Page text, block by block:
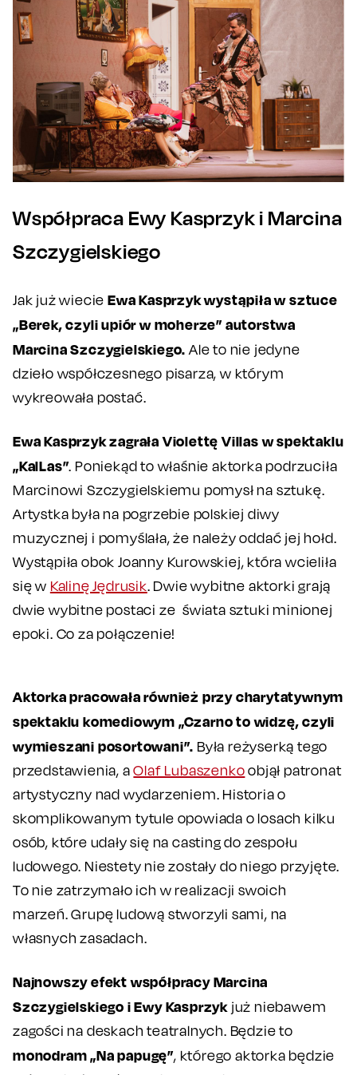
Współpraca Ewy Kasprzyk i Marcina
Szczygielskiego
Jak już wiecie Ewa Kasprzyk wystąpiła w sztuce
„Berek, czyli upiór w moherze” autorstwa
Marcina Szczygielskiego. Ale to nie jedyne
dzieło współczesnego pisarza, w którym
wykreowała postać.
Ewa Kasprzyk zagrała Violettę Villas w spektaklu
„KalLas”. Poniekąd to właśnie aktorka podrzuciła
Marcinowi Szczygielskiemu pomysł na sztukę.
Artystka była na pogrzebie polskiej diwy
muzycznej i pomyślała, że należy oddać jej hołd.
Wystąpiła obok Joanny Kurowskiej, która wcieliła
się w Kalinę Jędrusik. Dwie wybitne aktorki grają
dwie wybitne postaci ze świata sztuki minionej
epoki. Co za połączenie!
Aktorka pracowała również przy charytatywnym
spektaklu komediowym „Czarno to widzę, czyli
wymieszani posortowani”. Była reżyserką tego
przedstawienia, aOlaf Lubaszenkoobjął patronat
artystyczny nad wydarzeniem. Historia o
skomplikowanym tytule opowiada o losach kilku
osób, które udały się na casting do zespołu
ludowego. Niestety nie zostały do niego przyjęte.
To nie zatrzymało ich w realizacji swoich
marzeń. Grupę ludową stworzyli sami, na
własnych zasadach.
Najnowszy efekt współpracy Marcina
Szczygielskiego i Ewy Kasprzyk już niebawem
zagości na deskach teatralnych. Będzie to
monodram „Na papugę”, którego aktorka będzie